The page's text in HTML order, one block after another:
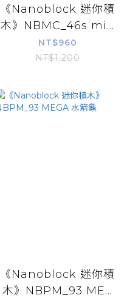
《Nanoblock 迷你積
木》NBMC_46s mi...
NT$960
NT$1,200
《Nanoblock 迷你積
木》NBPM_93 ME...